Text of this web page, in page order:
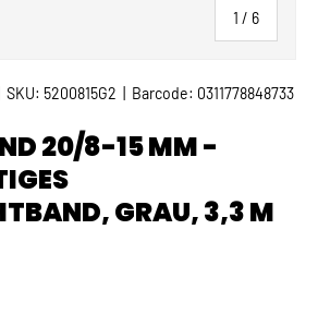
1 / von
6
SKU: 5200815G2 Barcode: 0311778848733
20/8-15 MM -
GRAU, 3,3 M